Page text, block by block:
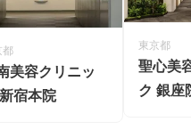
都
美容クリニッ
宿本院
東京都
聖心美
ク 銀座